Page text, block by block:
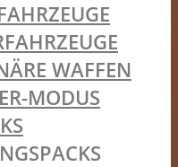
WAFFEN
MODUS